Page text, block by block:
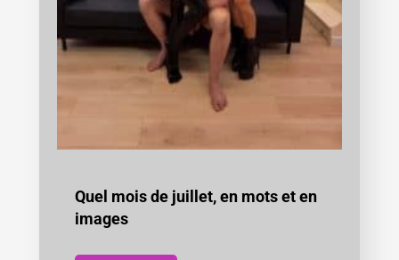
Quel mois de juillet, en mots et en
images